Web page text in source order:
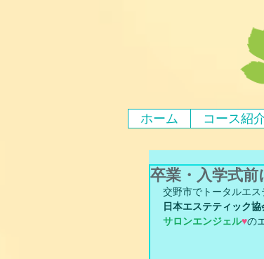
ホーム コース紹
卒業・入学式前
交野市でトータルエ
日本エステティック
サロンエンジェル♥の